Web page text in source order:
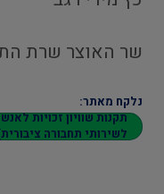
שר האוצר שרת
נלקח מאתר:
תקנות שוויון זכויות
לשירותי תחבורה